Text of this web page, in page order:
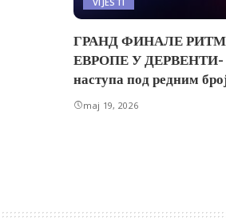
ГРАНД ФИНАЛЕ
ЕВРОПЕ У ДЕРВЕНТИ-
наступа под редним
maj 19, 2026